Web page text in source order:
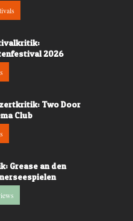
2026
Two Door
Club
Grease an den